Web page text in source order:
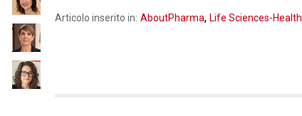
Articolo inserito in: AboutPharma, Life Sciences-